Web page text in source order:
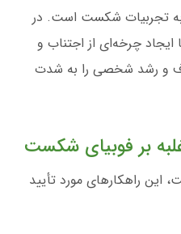
تجربیات شکست است. در
ایجاد چرخه‌ای از اجتناب و
و رشد شخصی را به شدت
بر فوبیای شکست
این راهکارهای مورد تأیید